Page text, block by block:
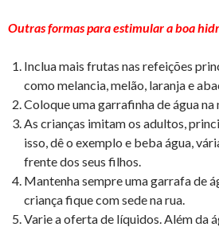
Outras formas para estimular a boa
Inclua mais frutas nas refeições
como melancia, melão, laranja e
Coloque uma garrafinha de água na
As crianças imitam os adultos,
isso, dê o exemplo e beba água,
frente dos seus filhos.
Mantenha sempre uma garrafa de
criança fique com sede na rua.
Varie a oferta de líquidos. Além da